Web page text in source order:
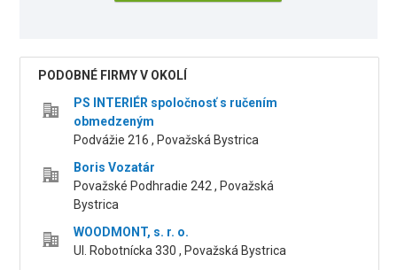
PODOBNÉ FIRMY V OKOLÍ
PS INTERIÉR spoločnosť s ručením
obmedzeným
Podvážie 216 , Považská Bystrica
Boris Vozatár
Považské Podhradie 242 , Považská
Bystrica
WOODMONT, s. r. o.
Ul. Robotnícka 330 , Považská Bystrica